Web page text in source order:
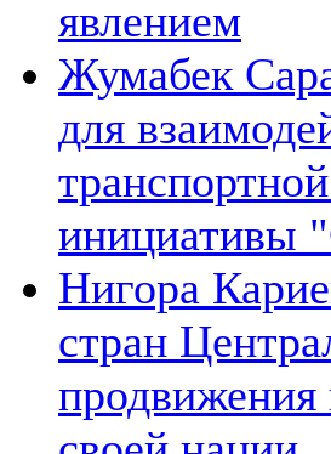
явлением
Жумабек
для
инициативы
Нигора
стран
продвижения